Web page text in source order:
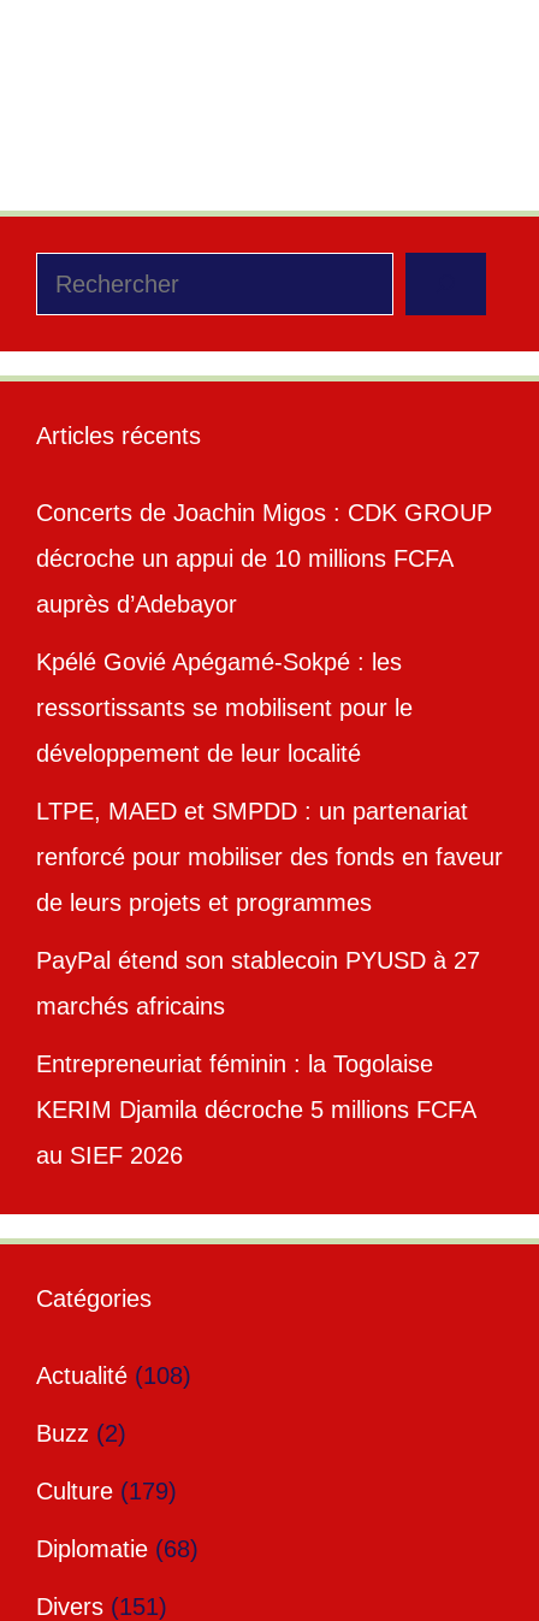
Rechercher
Articles récents
Concerts de Joachin Migos : CDK GROUP
décroche un appui de 10 millions FCFA
auprès d’Adebayor
Kpélé Govié Apégamé-Sokpé : les
ressortissants se mobilisent pour le
développement de leur localité
LTPE, MAED et SMPDD : un partenariat
renforcé pour mobiliser des fonds en faveur
de leurs projets et programmes
PayPal étend son stablecoin PYUSD à 27
marchés africains
Entrepreneuriat féminin : la Togolaise
KERIM Djamila décroche 5 millions FCFA
au SIEF 2026
Catégories
Actualité (108)
Buzz (2)
Culture (179)
Diplomatie (68)
Divers (151)